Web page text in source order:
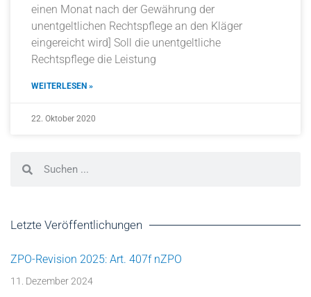
einen Monat nach der Gewährung der
unentgeltlichen Rechtspflege an den Kläger
eingereicht wird] Soll die unentgeltliche
Rechtspflege die Leistung
WEITERLESEN »
22. Oktober 2020
Letzte Veröffentlichungen
ZPO-Revision 2025: Art. 407f nZPO
11. Dezember 2024